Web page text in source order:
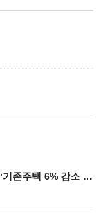
미국 2023년 주택 판매 상반 ‘기존주택 6% 감소 VS 신규주택 4% 증가’